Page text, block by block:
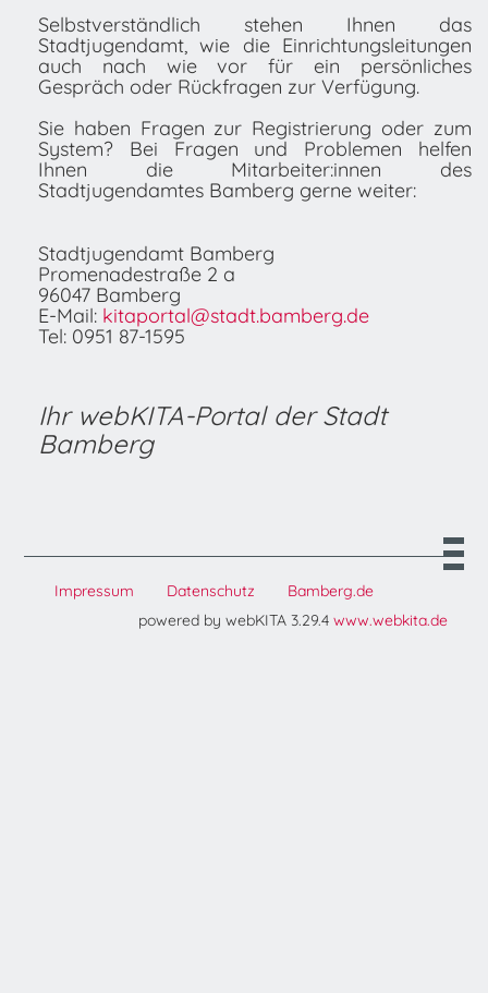
Selbstverständlich stehen Ihnen das
Stadtjugendamt, wie die Einrichtungsleitungen
auch nach wie vor für ein persönliches
Gespräch oder Rückfragen zur Verfügung.
Sie haben Fragen zur Registrierung oder zum
System? Bei Fragen und Problemen helfen
Ihnen die Mitarbeiter:innen des
Stadtjugendamtes Bamberg gerne weiter:
Stadtjugendamt Bamberg
Promenadestraße 2 a
96047 Bamberg
E-Mail: kitaportal@stadt.bamberg.de
Tel: 0951 87-1595
Ihr webKITA-Portal der Stadt
Bamberg
Impressum Datenschutz
Bamberg.de
powered by webKITA 3.29.4 www.webkita.de